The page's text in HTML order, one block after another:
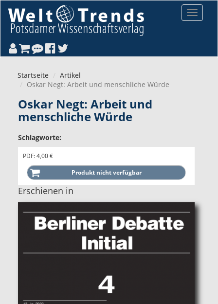
Toggle
Startseite
Artikel
Oskar Negt: Arbeit und menschliche Würde
Oskar Negt: Arbeit und
menschliche Würde
Schlagworte:
PDF: 4,00 €
Erschienen in